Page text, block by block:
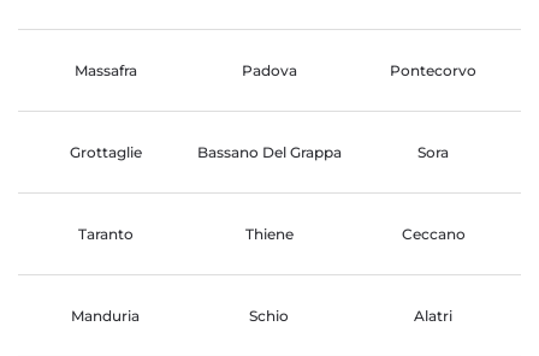
Massafra Padova Pontecorvo
Grottaglie Bassano Del Grappa Sora
Taranto Thiene Ceccano
Manduria Schio Alatri